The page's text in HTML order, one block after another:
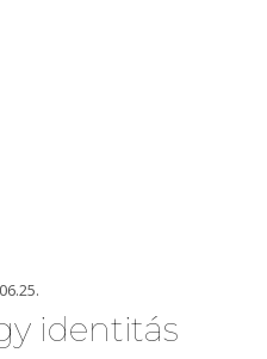
identitás